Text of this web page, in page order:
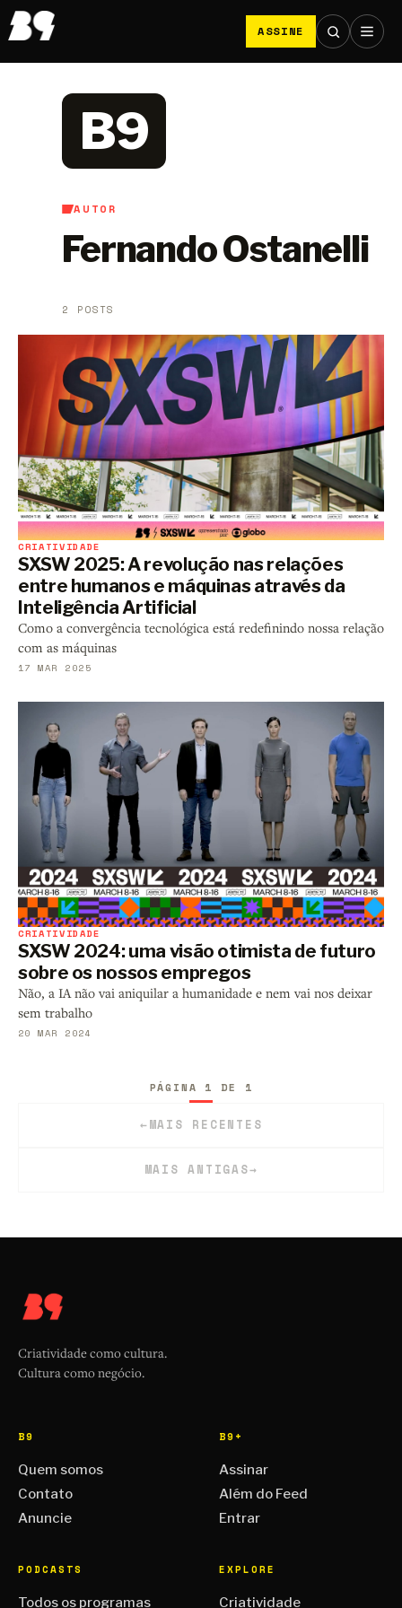
ASSINE
AUTOR
Fernando Ostanelli
2 POSTS
B9
CRIATIVIDADE
SXSW 2025: A revolução nas relações
entre humanos e máquinas através da
Inteligência Artificial
Como a convergência tecnológica está redefinindo nossa relação
com as máquinas
17 MAR 2025
CRIATIVIDADE
SXSW 2024: uma visão otimista de futuro
sobre os nossos empregos
Não, a IA não vai aniquilar a humanidade e nem vai nos deixar
sem trabalho
20 MAR 2024
←MAIS RECENTES
PÁGINA 1 DE 1
MAIS ANTIGAS→
Criatividade como cultura.
Cultura como negócio.
B9
Quem somos
Contato
Anuncie
B9+
Assinar
Além do Feed
Entrar
PODCASTS
Todos os programas
EXPLORE
Criatividade